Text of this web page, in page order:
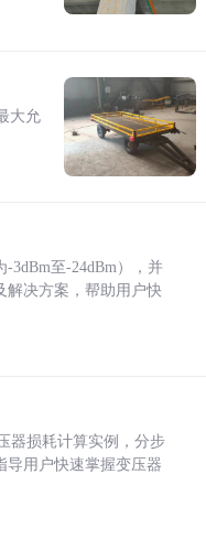
大允
3dBm至-24dBm），并
解决方案，帮助用户快
器损耗计算实例，分步
导用户快速掌握变压器